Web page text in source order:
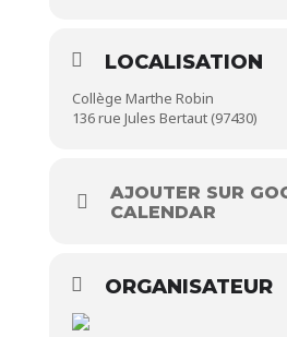
LOCALISATION
Collège Marthe Robin
136 rue Jules Bertaut (97430)
AJOUTER SUR
CALENDAR
ORGANISATEUR